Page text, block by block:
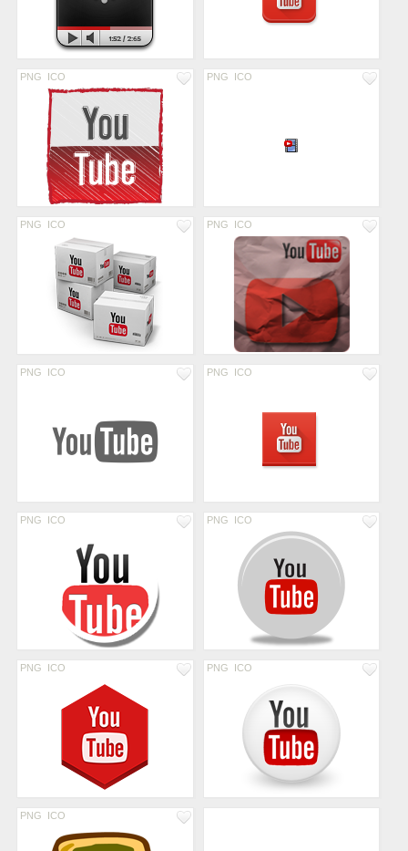
PNG ICO PNG ICO
PNG ICO PNG ICO
PNG ICO PNG ICO
PNG ICO PNG ICO
PNG ICO PNG ICO
PNG ICO